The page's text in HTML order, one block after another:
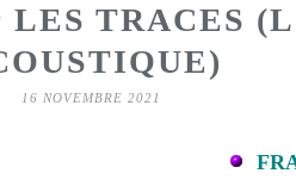
LES TRACES
16 NOVEMBRE 2021